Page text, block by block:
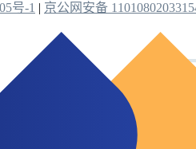
号-1 | 京公网安备